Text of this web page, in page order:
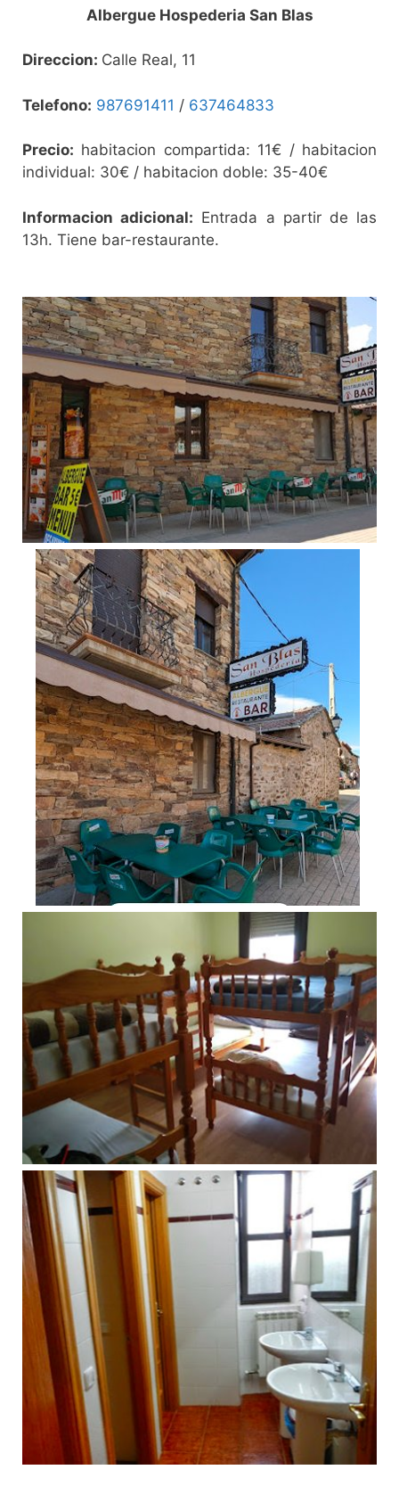
Albergue Hospederia San Blas
Direccion: Calle Real, 11
Telefono: 987691411 / 637464833
Precio: habitacion compartida: 11€ / habitacion
individual: 30€ / habitacion doble: 35-40€
Informacion adicional: Entrada a partir de las
13h. Tiene bar-restaurante.